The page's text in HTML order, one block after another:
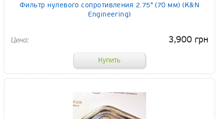
Фильтр нулевого сопротивления 2.75" (70 мм) (K&N
Engineering)
3,900 грн